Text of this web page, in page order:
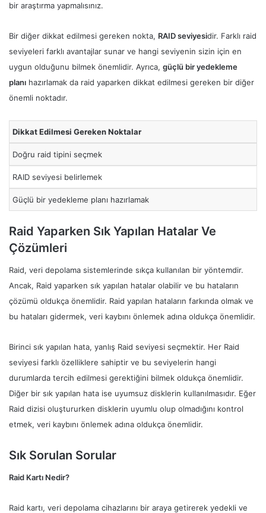
bir araştırma yapmalısınız.
Bir diğer dikkat edilmesi gereken nokta, RAID seviyesidir. Farklı raid
seviyeleri farklı avantajlar sunar ve hangi seviyenin sizin için en
uygun olduğunu bilmek önemlidir. Ayrıca, güçlü bir yedekleme
planı hazırlamak da raid yaparken dikkat edilmesi gereken bir diğer
önemli noktadır.
Dikkat Edilmesi Gereken Noktalar
Doğru raid tipini seçmek
RAID seviyesi belirlemek
Güçlü bir yedekleme planı hazırlamak
Raid Yaparken Sık Yapılan Hatalar Ve
Çözümleri
Raid, veri depolama sistemlerinde sıkça kullanılan bir yöntemdir.
Ancak, Raid yaparken sık yapılan hatalar olabilir ve bu hataların
çözümü oldukça önemlidir. Raid yapılan hataların farkında olmak ve
bu hataları gidermek, veri kaybını önlemek adına oldukça önemlidir.
Birinci sık yapılan hata, yanlış Raid seviyesi seçmektir. Her Raid
seviyesi farklı özelliklere sahiptir ve bu seviyelerin hangi
durumlarda tercih edilmesi gerektiğini bilmek oldukça önemlidir.
Diğer bir sık yapılan hata ise uyumsuz disklerin kullanılmasıdır. Eğer
Raid dizisi oluştururken disklerin uyumlu olup olmadığını kontrol
etmek, veri kaybını önlemek adına oldukça önemlidir.
Sık Sorulan Sorular
Raid Kartı Nedir?
Raid kartı, veri depolama cihazlarını bir araya getirerek yedekli ve